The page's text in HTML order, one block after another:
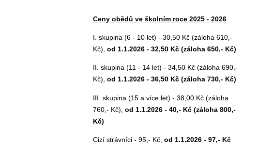
Ceny obědů ve školním roce 2025 - 2026
I. skupina (6 - 10 let) - 30,50 Kč (záloha 610,-
Kč), od 1.1.2026 - 32,50 Kč (záloha 650,- Kč)
II. skupina (11 - 14 let) - 34,50 Kč (záloha 690,-
Kč), od 1.1.2026 - 36,50 Kč (záloha 730,- Kč)
III. skupina (15 a více let) - 38,00 Kč (záloha
760,- Kč), od 1.1.2026 - 40,- Kč (záloha 800,-
Kč)
Cizí strávníci - 95,- Kč, od 1.1.2026 - 97,- Kč